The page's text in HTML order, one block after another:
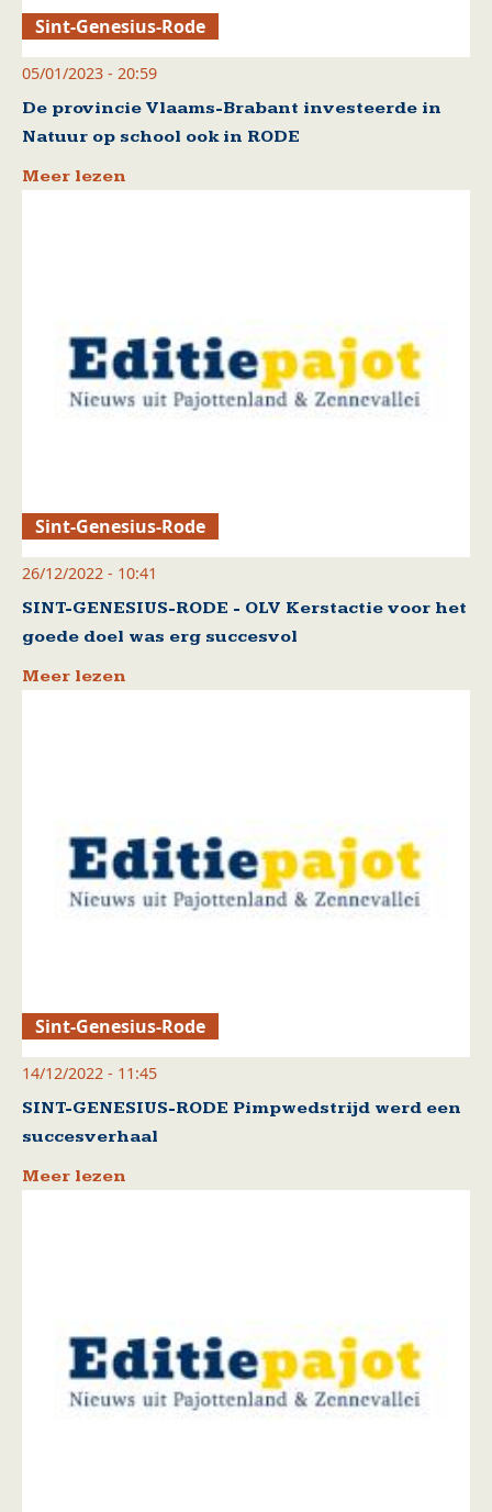
Sint-Genesius-Rode
05/01/2023 - 20:59
De provincie Vlaams-Brabant investeerde in
Natuur op school ook in RODE
Meer lezen
Sint-Genesius-Rode
26/12/2022 - 10:41
SINT-GENESIUS-RODE - OLV Kerstactie voor het
goede doel was erg succesvol
Meer lezen
Sint-Genesius-Rode
14/12/2022 - 11:45
SINT-GENESIUS-RODE Pimpwedstrijd werd een
succesverhaal
Meer lezen